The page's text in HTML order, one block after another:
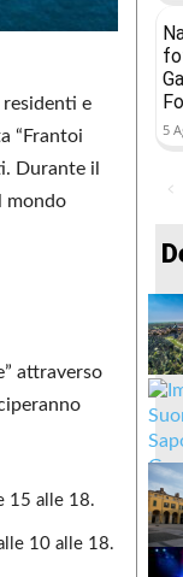
e
“Frantoi
Durante il
mondo
attraverso
15 alle 18.
10 alle 18.
5